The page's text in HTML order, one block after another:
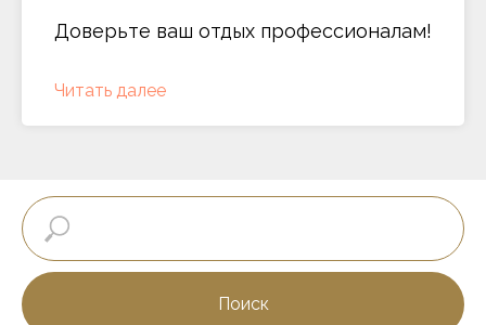
Доверьте ваш отдых профессионалам!
Читать далее
Поиск